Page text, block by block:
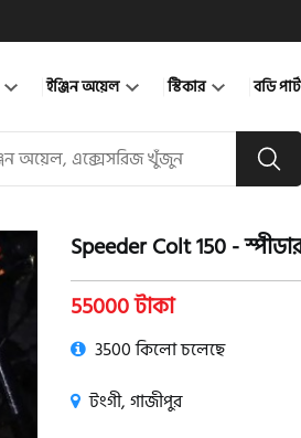
ইঞ্জিন অয়েল স্টিকার বডি
product view
Speeder Colt 150 -
55000 টাকা
3500 কিলো চলেছে
টংগী, গাজীপুর